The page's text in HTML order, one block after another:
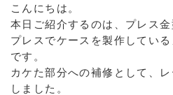
こんにちは。
本日ご紹介するのは、プレス金
プレスでケースを製作してい
です。
カケた部分への補修として、
しました。